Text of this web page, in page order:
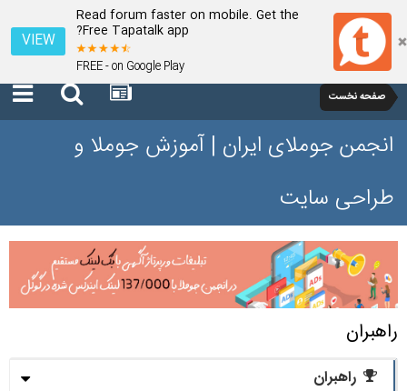
Read forum faster on mobile. Get the
Free Tapatalk app?
FREE - on Google Play
VIEW
صفحه نخست
انجمن جوملای ایران | آموزش جوملا و
طراحی سایت
راهبران
راهبران